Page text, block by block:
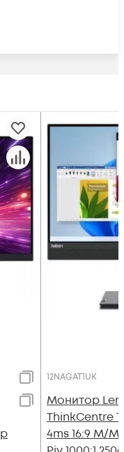
12NAGAT1UK
Монитор
ThinkCentre
4ms 16:9 M/